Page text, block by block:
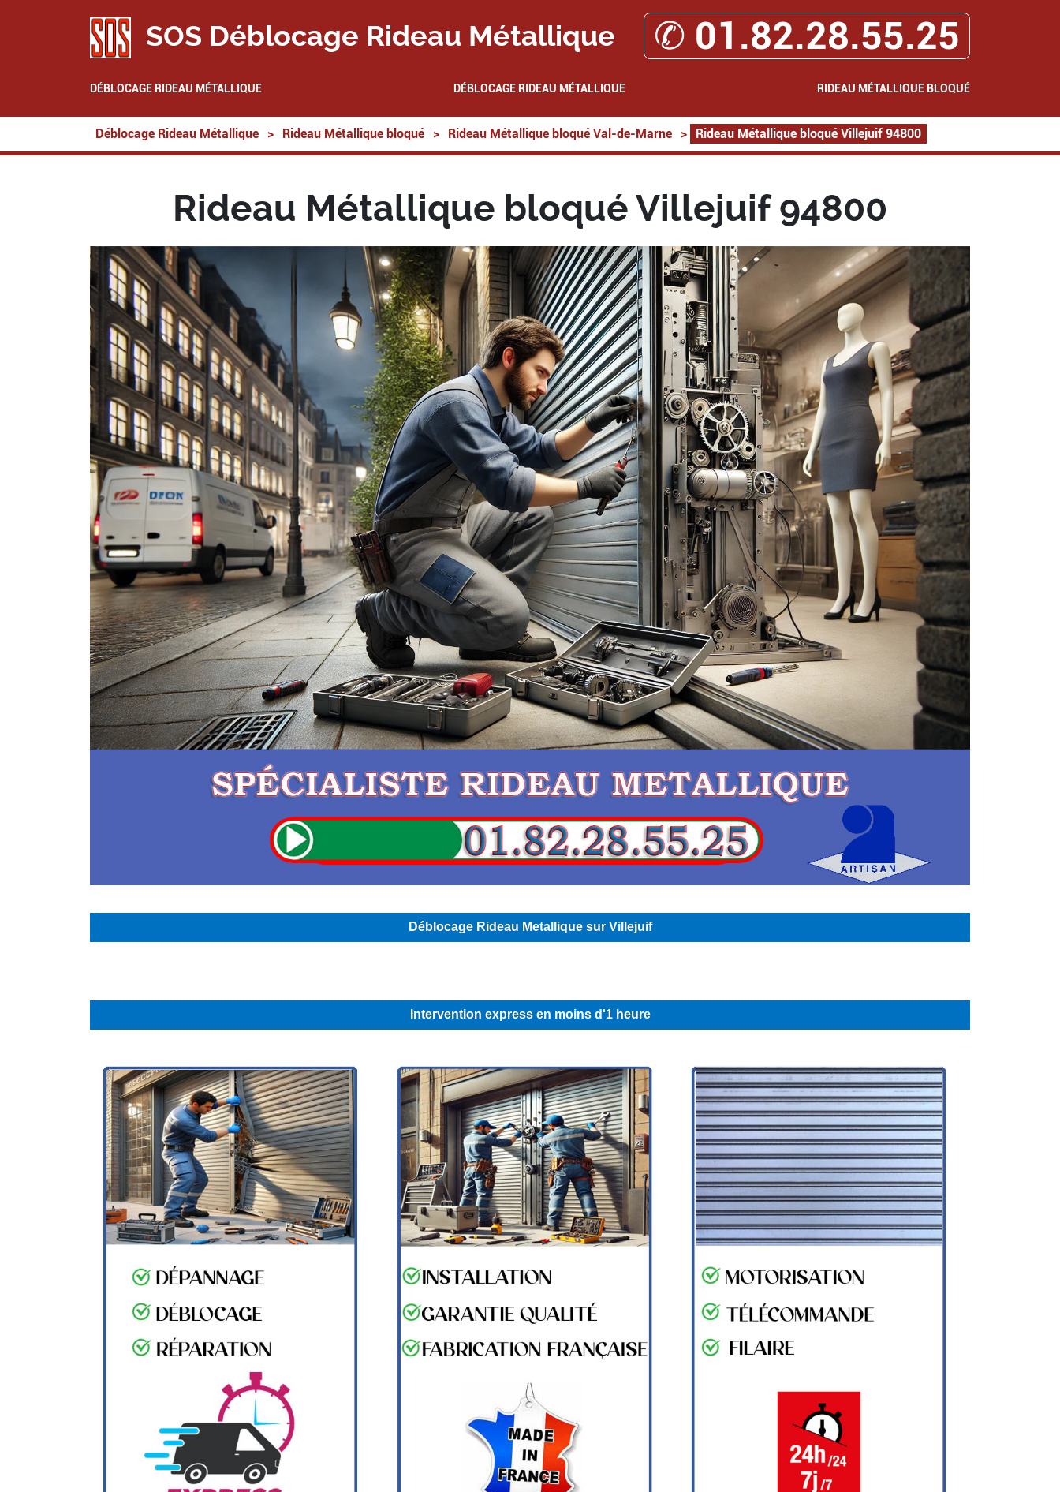
SOS Déblocage Rideau Métallique ✆ 01.82.28.55.25
DÉBLOCAGE RIDEAU MÉTALLIQUE DÉBLOCAGE RIDEAU MÉTALLIQUE RIDEAU MÉTALLIQUE BLOQUÉ
Déblocage Rideau Métallique > Rideau Métallique bloqué > Rideau Métallique bloqué Val-de-Marne > Rideau Métallique bloqué Villejuif 94800
Rideau Métallique bloqué Villejuif 94800
Déblocage Rideau Metallique sur Villejuif
Intervention express en moins d'1 heure